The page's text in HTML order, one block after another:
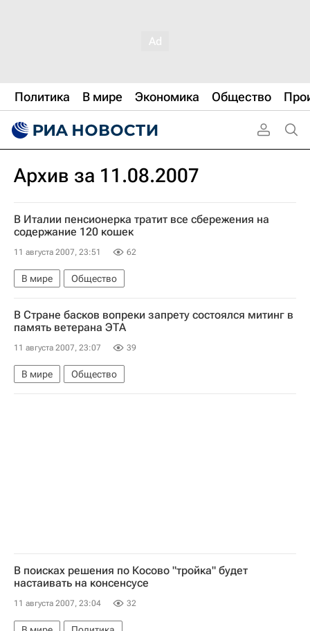
Политика В мире Экономика Общество
Архив за 11.08.2007
В Италии пенсионерка тратит все сбережения на
содержание 120 кошек
11 августа 2007, 23:51 62
В мире Общество
В Стране басков вопреки запрету состоялся митинг в
память ветерана ЭТА
11 августа 2007, 23:07 39
В мире Общество
В поисках решения по Косово "тройка" будет
настаивать на консенсусе
11 августа 2007, 23:04 32